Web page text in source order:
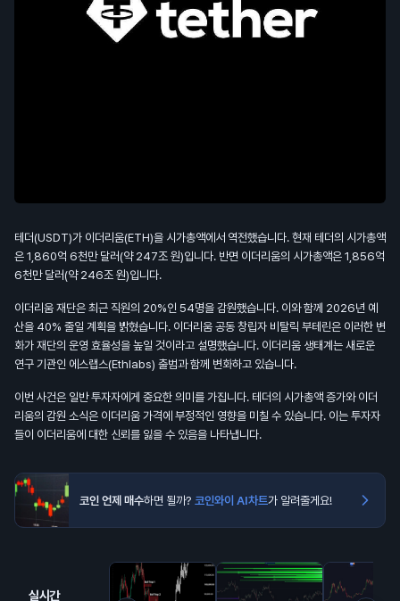
테더(USDT)가 이더리움(ETH)을 시가총액에서 역전했습니다. 현재 테더의 시가총액
은 1,860억 6천만 달러(약 247조 원)입니다. 반면 이더리움의 시가총액은 1,856억
6천만 달러(약 246조 원)입니다.
이더리움 재단은 최근 직원의 20%인 54명을 감원했습니다. 이와 함께 2026년 예
산을 40% 줄일 계획을 밝혔습니다. 이더리움 공동 창립자 비탈릭 부테린은 이러한 변
화가 재단의 운영 효율성을 높일 것이라고 설명했습니다. 이더리움 생태계는 새로운
연구 기관인 에스랩스(Ethlabs) 출범과 함께 변화하고 있습니다.
이번 사건은 일반 투자자에게 중요한 의미를 가집니다. 테더의 시가총액 증가와 이더
리움의 감원 소식은 이더리움 가격에 부정적인 영향을 미칠 수 있습니다. 이는 투자자
들이 이더리움에 대한 신뢰를 잃을 수 있음을 나타냅니다.
코인 언제 매수하면 될까? 코인와이 AI차트가 알려줄게요!
실시간